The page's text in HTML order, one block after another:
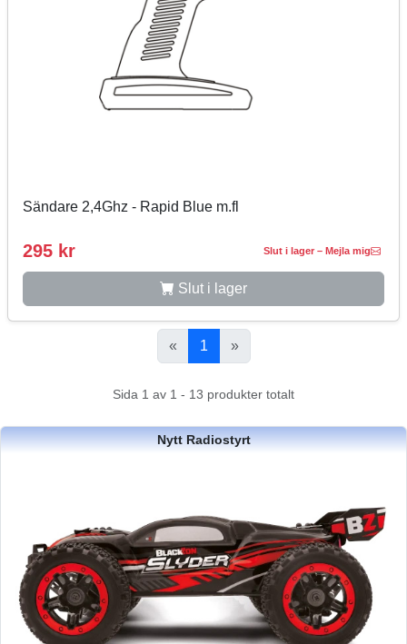
Sändare 2,4Ghz - Rapid Blue m.fl
295 kr Slut i lager – Mejla mig
Slut i lager
« 1 »
Sida 1 av 1 - 13 produkter totalt
Nytt Radiostyrt